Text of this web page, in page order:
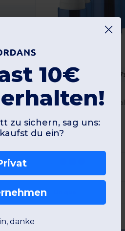
GiftRetail
UV GLOSS
16 g
10€
zu sichern, sag uns:
du ein?
danke